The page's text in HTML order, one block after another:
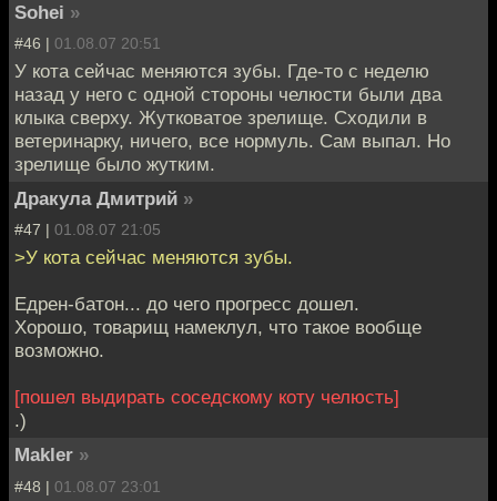
Sohei »
#46 | 01.08.07 20:51
У кота сейчас меняются зубы. Где-то с неделю
назад у него с одной стороны челюсти были два
клыка сверху. Жутковатое зрелище. Сходили в
ветеринарку, ничего, все нормуль. Сам выпал. Но
зрелище было жутким.
Дракула Дмитрий »
#47 | 01.08.07 21:05
>У кота сейчас меняются зубы.
Едрен-батон... до чего прогресс дошел.
Хорошо, товарищ намеклул, что такое вообще
возможно.
[пошел выдирать соседскому коту челюсть]
.)
Makler »
#48 | 01.08.07 23:01